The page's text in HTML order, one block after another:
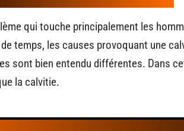
qui touche principalement les
temps, les causes provoquant une
sont bien entendu différentes. Dans
la calvitie.